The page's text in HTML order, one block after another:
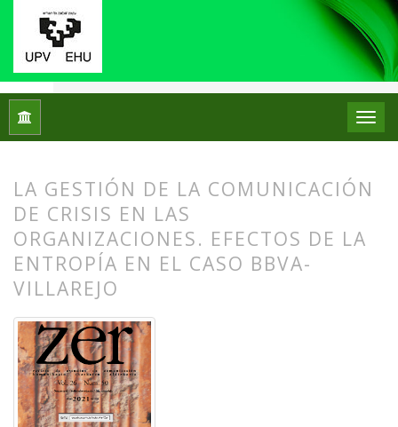
Inicio Vol. 26 Núm. 50 (2021): Zer. Revista de
LA GESTIÓN DE LA COMUNICACIÓN
DE CRISIS EN LAS
ORGANIZACIONES. EFECTOS DE LA
ENTROPÍA EN EL CASO BBVA-
VILLAREJO